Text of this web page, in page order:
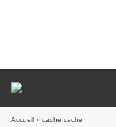
Accueil » cache cache